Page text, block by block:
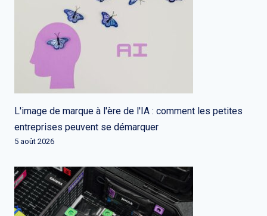
L'image de marque à l'ère de l'IA : comment les petites
entreprises peuvent se démarquer
5 août 2026